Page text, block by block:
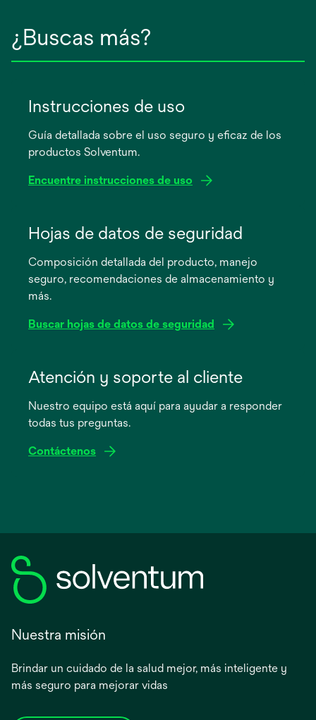
¿Buscas más?
Instrucciones de uso
Guía detallada sobre el uso seguro y eficaz de los
productos Solventum.
Encuentre instrucciones de uso
abre
pestaña
nueva
Hojas de datos de seguridad
Composición detallada del producto, manejo
seguro, recomendaciones de almacenamiento y
más.
Buscar hojas de datos de seguridad
abre
pestaña
Atención y soporte al cliente
Nuestro equipo está aquí para ayudar a responder
todas tus preguntas.
Contáctenos
Nuestra misión
Brindar un cuidado de la salud mejor, más inteligente y
más seguro para mejorar vidas